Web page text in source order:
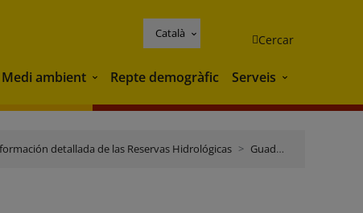
Català Cercar
Medi ambient Medi ambient
Repte demogràfic Serveis Serveis
detallada de las Reservas Hidrológicas Guadalquivir